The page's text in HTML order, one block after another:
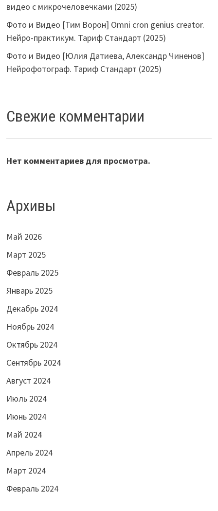
видео с микрочеловечками (2025)
Фото и Видео [Тим Ворон] Omni cron genius creator.
Нейро-практикум. Тариф Стандарт (2025)
Фото и Видео [Юлия Датиева, Александр Чиненов]
Нейрофотограф. Тариф Стандарт (2025)
Свежие комментарии
Нет комментариев для просмотра.
Архивы
Май 2026
Март 2025
Февраль 2025
Январь 2025
Декабрь 2024
Ноябрь 2024
Октябрь 2024
Сентябрь 2024
Август 2024
Июль 2024
Июнь 2024
Май 2024
Апрель 2024
Март 2024
Февраль 2024